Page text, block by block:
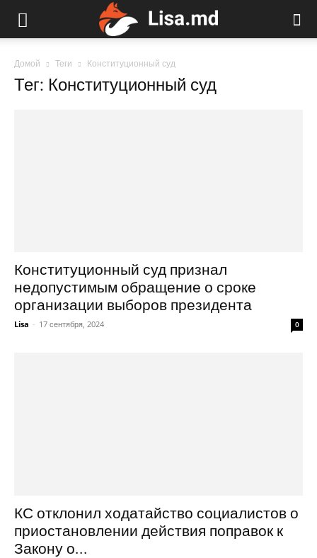
Домой Теги Конституционный суд
Тег: Конституционный суд
Конституционный суд признал
недопустимым обращение о сроке
организации выборов президента
Lisa - 17 сентября, 2024 0
КС отклонил ходатайство социалистов о
приостановлении действия поправок к
Закону о...